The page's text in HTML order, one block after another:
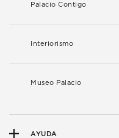
Palacio Contigo
Interiorismo
Museo Palacio
AYUDA